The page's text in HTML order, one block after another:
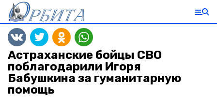
Астраханские бойцы СВО
поблагодарили Игоря
Бабушкина за гуманитарную
помощь